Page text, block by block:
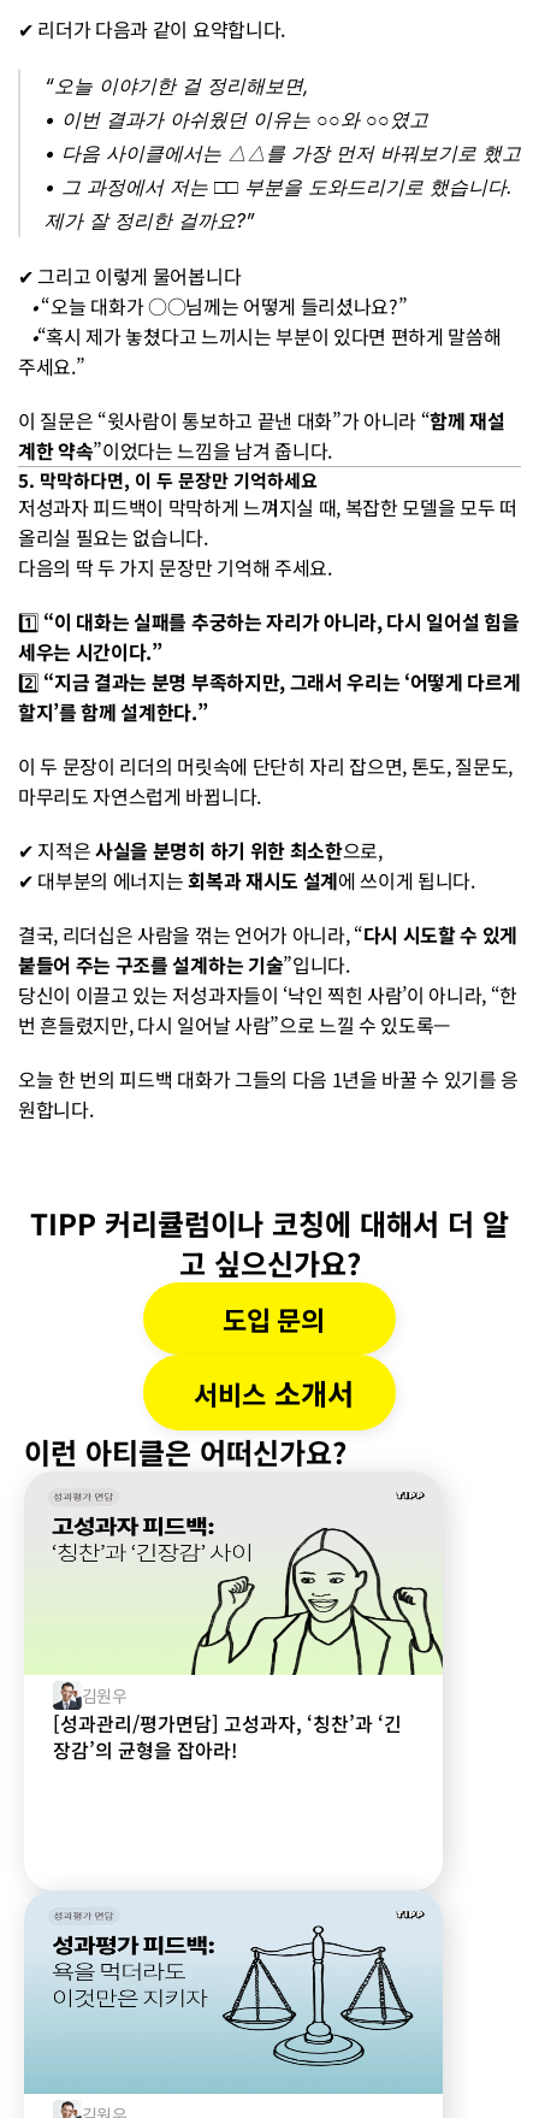
✔︎ 리더가 다음과 같이 요약합니다.
“오늘 이야기한 걸 정리해보면,
• 이번 결과가 아쉬웠던 이유는 ○○와 ○○였고
• 다음 사이클에서는 △△를 가장 먼저 바꿔보기로 했고
• 그 과정에서 저는 □□ 부분을 도와드리기로 했습니다.
제가 잘 정리한 걸까요?”
✔︎ 그리고 이렇게 물어봅니다
• “오늘 대화가 ○○님께는 어떻게 들리셨나요?”
•“혹시 제가 놓쳤다고 느끼시는 부분이 있다면 편하게 말씀해
주세요.”
이 질문은 “윗사람이 통보하고 끝낸 대화”가 아니라 “함께 재설
계한 약속”이었다는 느낌을 남겨 줍니다.
5. 막막하다면, 이 두 문장만 기억하세요
저성과자 피드백이 막막하게 느껴지실 때, 복잡한 모델을 모두 떠
올리실 필요는 없습니다.
다음의 딱 두 가지 문장만 기억해 주세요.
1️⃣ “이 대화는 실패를 추궁하는 자리가 아니라, 다시 일어설 힘을
세우는 시간이다.”
2️⃣ “지금 결과는 분명 부족하지만, 그래서 우리는 ‘어떻게 다르게
할지’를 함께 설계한다.”
이 두 문장이 리더의 머릿속에 단단히 자리 잡으면, 톤도, 질문도,
마무리도 자연스럽게 바뀝니다.
✔︎ 지적은 사실을 분명히 하기 위한 최소한으로,
✔︎ 대부분의 에너지는 회복과 재시도 설계에 쓰이게 됩니다.
결국, 리더십은 사람을 꺾는 언어가 아니라, “다시 시도할 수 있게
붙들어 주는 구조를 설계하는 기술”입니다.
당신이 이끌고 있는 저성과자들이 ‘낙인 찍힌 사람’이 아니라, “한
번 흔들렸지만, 다시 일어날 사람”으로 느낄 수 있도록—
오늘 한 번의 피드백 대화가 그들의 다음 1년을 바꿀 수 있기를 응
원합니다.
TIPP 커리큘럼이나 코칭에 대해서 더 알
고 싶으신가요?
도입 문의
서비스 소개서
이런 아티클은 어떠신가요?
김원우
[성과관리/평가면담] 고성과자, ‘칭찬’과 ‘긴
장감’의 균형을 잡아라!